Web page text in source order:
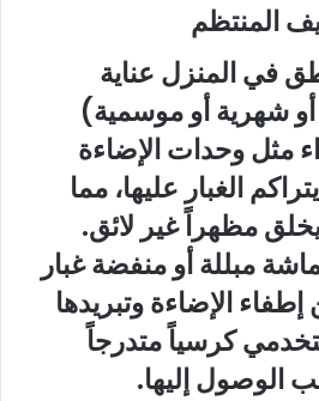
المنتظم
في المنزل عناية
شهرية أو موسمية)
مثل وحدات الإضاءة
الغبار عليها، مما
مظهراً غير لائق.
مبللة أو منفضة غبار
الإضاءة وتبريدها
كرسياً متدرجاً
الوصول إليها.